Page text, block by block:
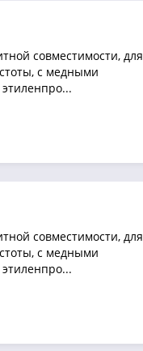
совместимости, для
с медными
совместимости, для
с медными